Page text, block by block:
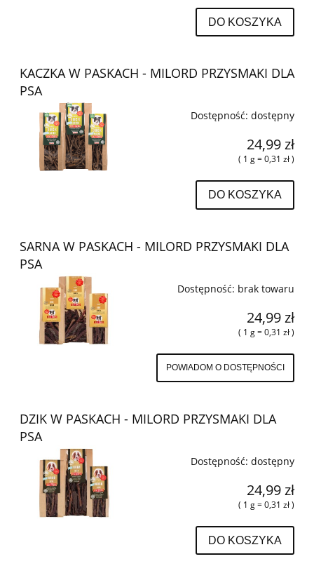
DO KOSZYKA
KACZKA W PASKACH - MILORD PRZYSMAKI DLA
PSA
Dostępność: dostępny
24,99 zł
( 1 g = 0,31 zł )
DO KOSZYKA
SARNA W PASKACH - MILORD PRZYSMAKI DLA
PSA
Dostępność: brak towaru
24,99 zł
( 1 g = 0,31 zł )
POWIADOM O DOSTĘPNOŚCI
DZIK W PASKACH - MILORD PRZYSMAKI DLA
PSA
Dostępność: dostępny
24,99 zł
( 1 g = 0,31 zł )
DO KOSZYKA